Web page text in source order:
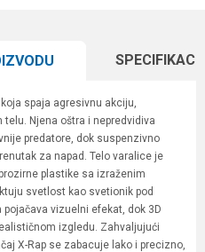
spaja agresivnu akciju,
Njena oštra i nepredvidiva
predatore, dok suspenzivno
za napad. Telo varalice je
plastike sa izraženim
svetlost kao svetionik pod
vizuelni efekat, dok 3D
izgledu. Zahvaljujući
X-Rap se zabacuje lako i precizno,